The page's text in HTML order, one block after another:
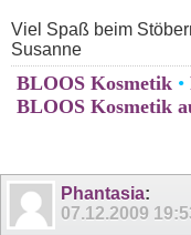
Viel Spaß beim
Susanne
BLOOS Kosmetik •
BLOOS Kosmetik
Phantasia:
07.12.2009